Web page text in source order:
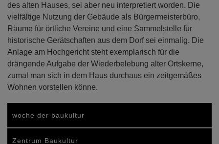
des alten Hauses, sei aber neu interpretiert worden. Die
vielfältige Nutzung der Gebäude als Bürgermeisterbüro,
Räume für örtliche Vereine und eine Sammelstelle für
historische Gerätschaften aus dem Dorf sei einmalig. Die
Anlage am Hochgericht steht exemplarisch für die
drängende Aufgabe der Wiederbelebung alter Ortskerne,
zumal man sich in dem Haus durchaus ein zeitgemäßes
Wohnen vorstellen könne.
woche der baukultur
Zentrum Baukultur